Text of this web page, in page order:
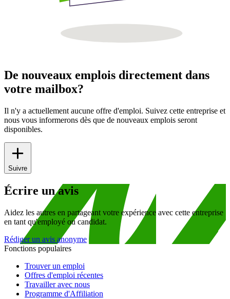
De nouveaux emplois directement dans
votre mailbox?
Il n'y a actuellement aucune offre d'emploi. Suivez cette entreprise et
nous vous informerons dès que de nouveaux emplois seront
disponibles.
Suivre
Écrire un avis
Aidez les autres en partageant votre expérience avec cette entreprise
en tant qu'employé ou candidat.
Rédiger un avis anonyme
Fonctions populaires
Trouver un emploi
Offres d'emploi récentes
Travailler avec nous
Programme d'Affiliation